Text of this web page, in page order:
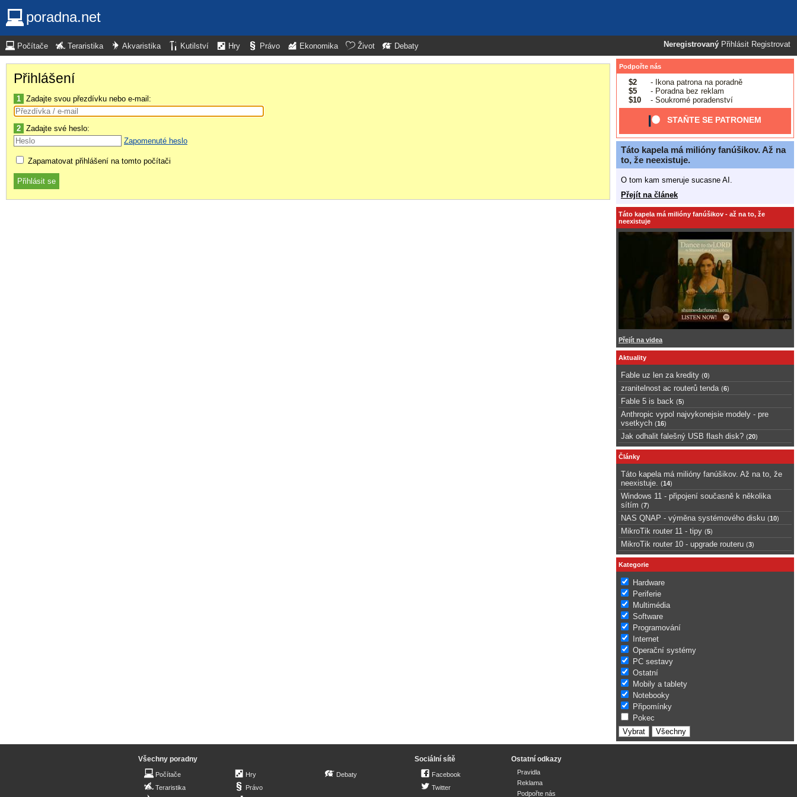
poradna.net
Neregistrovaný Přihlásit Registrovat
Počítače Teraristika Akvaristika Kutilství Hry Právo Ekonomika Život Debaty
Přihlášení
1 Zadajte svou přezdívku nebo e-mail:
2 Zadajte své heslo:
Zapomenuté heslo
Zapamatovat přihlášení na tomto počítači
Podpořte nás
$2
- Ikona patrona na poradně
$5
- Poradna bez reklam
$10
- Soukromé poradenství
STAŇTE SE PATRONEM
Táto kapela má milióny fanúšikov. Až na
to, že neexistuje.
O tom kam smeruje sucasne AI.
Přejít na článek
Táto kapela má milióny fanúšikov - až na to, že
neexistuje
Přejít na videa
Aktuality
Fable uz len za kredity (0)
zranitelnost ac routerů tenda (6)
Fable 5 is back (5)
Anthropic vypol najvykonejsie modely - pre
vsetkych (16)
Jak odhalit falešný USB flash disk? (20)
Články
Táto kapela má milióny fanúšikov. Až na to, že
neexistuje.
(14)
Windows 11 - připojení současně k několika
sítím (7)
NAS QNAP - výměna systémového disku (10)
MikroTik router 11 - tipy (5)
MikroTik router 10 - upgrade routeru (3)
Kategorie
Hardware
Periferie
Multimédia
Software
Programování
Internet
Operační systémy
PC sestavy
Ostatní
Mobily a tablety
Notebooky
Připomínky
Pokec
Všechny poradny
Počítače
Teraristika
Hry
Právo
Debaty
Sociální sítě
Facebook
Twitter
Ostatní odkazy
Pravidla
Reklama
Podpořte nás